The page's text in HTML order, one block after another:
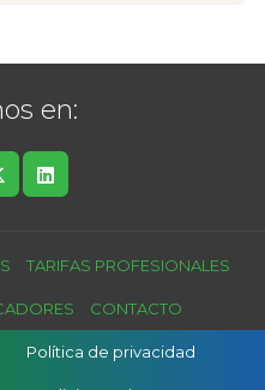
en:
TARIFAS PROFESIONALES
CONTACTO
Política de privacidad